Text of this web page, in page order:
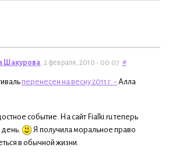
Шакурова, 2 февраля, 2010 - 00:07 #
перенесен на весну 2011 г. - Алла
событие. На сайт Fialki.ru теперь
Я получила моральное право
в обычной жизни.